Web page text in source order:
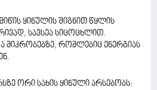
ყინულის შიგნით წყლის
სავსეა სიცოცხლით.
მიკრობებზე, რომლებიც ენერგიას
ორი სახის ყინული არსებობს: